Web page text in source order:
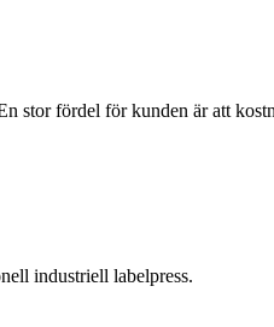
stor fördel för kunden är att
industriell labelpress.